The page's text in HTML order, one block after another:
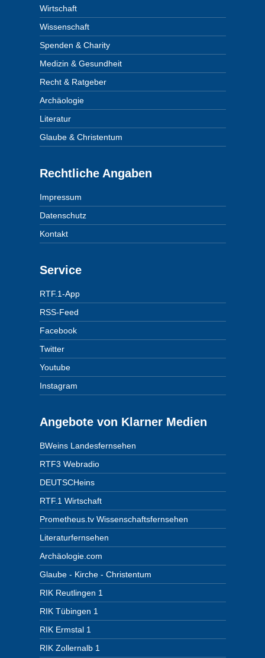
Wirtschaft
Wissenschaft
Spenden & Charity
Medizin & Gesundheit
Recht & Ratgeber
Archäologie
Literatur
Glaube & Christentum
Rechtliche Angaben
Impressum
Datenschutz
Kontakt
Service
RTF.1-App
RSS-Feed
Facebook
Twitter
Youtube
Instagram
Angebote von Klarner Medien
BWeins Landesfernsehen
RTF3 Webradio
DEUTSCHeins
RTF.1 Wirtschaft
Prometheus.tv Wissenschaftsfernsehen
Literaturfernsehen
Archäologie.com
Glaube - Kirche - Christentum
RIK Reutlingen 1
RIK Tübingen 1
RIK Ermstal 1
RIK Zollernalb 1